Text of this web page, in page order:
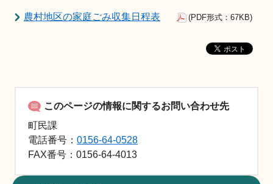
農村地区の家庭ごみ収集日程表 (PDF形式：67KB)
このページの情報に関するお問い合わせ先
町民課
電話番号：0156-64-0528
FAX番号：0156-64-4013